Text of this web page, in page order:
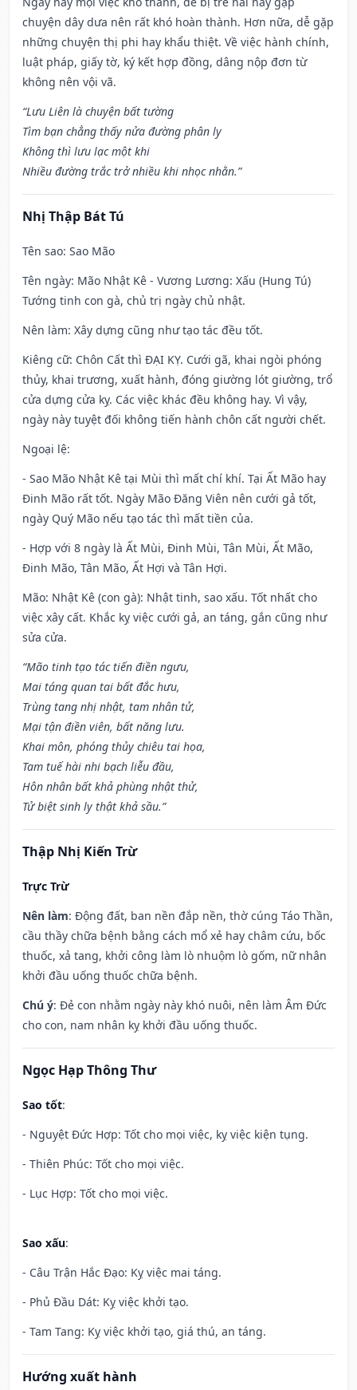
chuyện dây dưa nên rất khó hoàn thành. Hơn nữa, dễ gặp
những chuyện thị phi hay khẩu thiệt. Về việc hành chính,
luật pháp, giấy tờ, ký kết hợp đồng, dâng nộp đơn từ
không nên vội vã.
“Lưu Liên là chuyện bất tường
Tìm bạn chẳng thấy nửa đường phân ly
Không thì lưu lạc một khi
Nhiều đường trắc trở nhiều khi nhọc nhằn.”
Nhị Thập Bát Tú
Tên sao: Sao Mão
Tên ngày: Mão Nhật Kê - Vương Lương: Xấu (Hung Tú)
Tướng tinh con gà, chủ trị ngày chủ nhật.
Nên làm: Xây dựng cũng như tạo tác đều tốt.
Kiêng cữ: Chôn Cất thì ĐẠI KỴ. Cưới gã, khai ngòi phóng
thủy, khai trương, xuất hành, đóng giường lót giường, trổ
cửa dựng cửa kỵ. Các việc khác đều không hay. Vì vậy,
ngày này tuyệt đối không tiến hành chôn cất người chết.
Ngoại lệ:
- Sao Mão Nhật Kê tại Mùi thì mất chí khí. Tại Ất Mão hay
Đinh Mão rất tốt. Ngày Mão Đăng Viên nên cưới gả tốt,
ngày Quý Mão nếu tạo tác thì mất tiền của.
- Hợp với 8 ngày là Ất Mùi, Đinh Mùi, Tân Mùi, Ất Mão,
Đinh Mão, Tân Mão, Ất Hợi và Tân Hợi.
Mão: Nhật Kê (con gà): Nhật tinh, sao xấu. Tốt nhất cho
việc xây cất. Khắc kỵ việc cưới gả, an táng, gắn cũng như
sửa cửa.
“Mão tinh tạo tác tiến điền ngưu,
Mai táng quan tai bất đắc hưu,
Trùng tang nhị nhật, tam nhân tử,
Mại tận điền viên, bất năng lưu.
Khai môn, phóng thủy chiêu tai họa,
Tam tuế hài nhi bạch liễu đầu,
Hôn nhân bất khả phùng nhật thử,
Tử biệt sinh ly thật khả sầu.”
Thập Nhị Kiến Trừ
Trực Trừ
Nên làm: Động đất, ban nền đắp nền, thờ cúng Táo Thần,
cầu thầy chữa bệnh bằng cách mổ xẻ hay châm cứu, bốc
thuốc, xả tang, khởi công làm lò nhuộm lò gốm, nữ nhân
khởi đầu uống thuốc chữa bệnh.
Chú ý: Đẻ con nhằm ngày này khó nuôi, nên làm Âm Đức
cho con, nam nhân kỵ khởi đầu uống thuốc.
Ngọc Hạp Thông Thư
Sao tốt:
- Nguyệt Đức Hợp: Tốt cho mọi việc, kỵ việc kiện tụng.
- Thiên Phúc: Tốt cho mọi việc.
- Lục Hợp: Tốt cho mọi việc.
Sao xấu:
- Câu Trận Hắc Đạo: Kỵ việc mai táng.
- Phủ Đầu Dát: Kỵ việc khởi tạo.
- Tam Tang: Kỵ việc khởi tạo, giá thú, an táng.
Hướng xuất hành